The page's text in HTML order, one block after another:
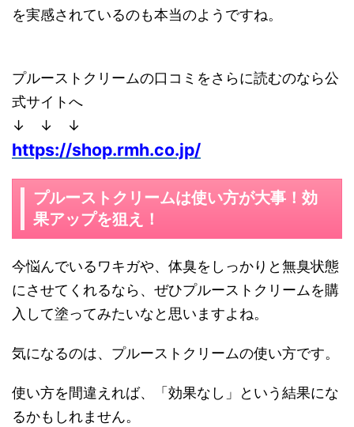
を実感されているのも本当のようですね。
プルーストクリームの口コミをさらに読むのなら公
式サイトへ
↓ ↓ ↓
https://shop.rmh.co.jp/
プルーストクリームは使い方が大事！効
果アップを狙え！
今悩んでいるワキガや、体臭をしっかりと無臭状態
にさせてくれるなら、ぜひプルーストクリームを購
入して塗ってみたいなと思いますよね。
気になるのは、プルーストクリームの使い方です。
使い方を間違えれば、「効果なし」という結果にな
るかもしれません。